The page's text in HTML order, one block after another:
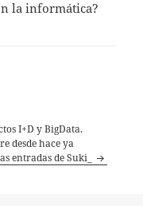
la informática?
I+D y BigData.
desde hace ya
entradas de Suki_